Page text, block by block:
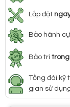
Lắp đặt
Bảo hành
Bảo trì trong
Tổng đài kỹ
gian sử